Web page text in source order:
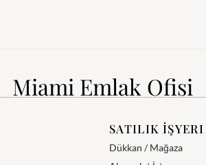
Miami Emlak Ofisi
SATILIK İŞYERI
Dükkan / Mağaza